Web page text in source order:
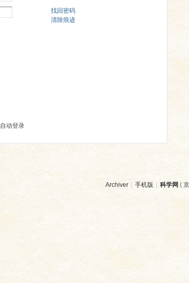
找回密码
清除痕迹
自动登录
Archiver | 手机版 | 科学网 (